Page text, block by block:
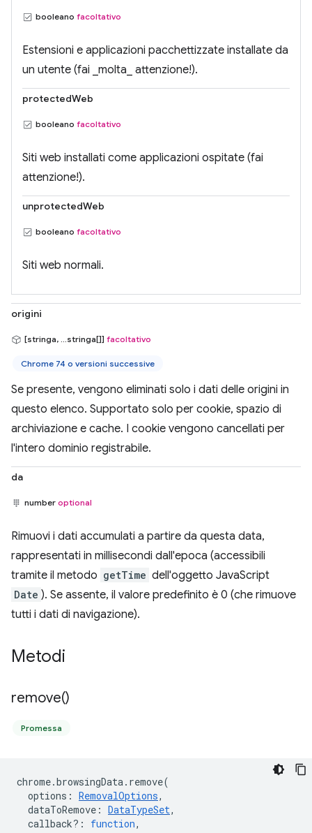
booleano facoltativo
Estensioni e applicazioni pacchettizzate installate da
un utente (fai _molta_ attenzione!).
protectedWeb
booleano facoltativo
Siti web installati come applicazioni ospitate (fai
attenzione!).
unprotectedWeb
booleano facoltativo
Siti web normali.
origini
[stringa, ...stringa[]] facoltativo
Chrome 74 o versioni successive
Se presente, vengono eliminati solo i dati delle origini in
questo elenco. Supportato solo per cookie, spazio di
archiviazione e cache. I cookie vengono cancellati per
l'intero dominio registrabile.
da
number optional
Rimuovi i dati accumulati a partire da questa data,
rappresentati in millisecondi dall'epoca (accessibili
tramite il metodo getTime dell'oggetto JavaScript
Date ). Se assente, il valore predefinito è 0 (che rimuove
tutti i dati di navigazione).
Metodi
remove()
Promessa
chrome.browsingData. remove(
options : RemovalOptions,
dataToRemove : DataTypeSet,
callback? : function,